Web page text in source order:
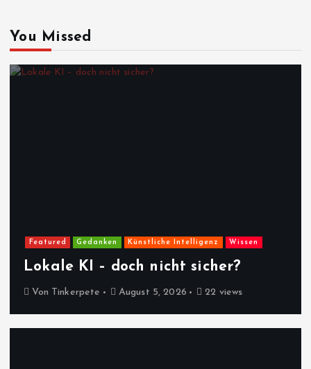
You Missed
Featured Gedanken Künstliche Intelligenz Wissen
Lokale KI – doch nicht sicher?
Von Tinkerpete August 5, 2026 22 views